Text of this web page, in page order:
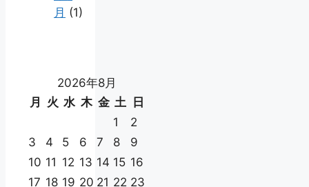
月 (1)
2026年8月
月
火 水 木 金 土
日
1
2
3
4 5 6 7 8
9
10 11 12 13 14 15 16
17 18 19 20 21 22 23